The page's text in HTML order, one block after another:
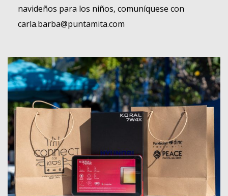
navideños para los niños, comuníquese con
carla.barba@puntamita.com